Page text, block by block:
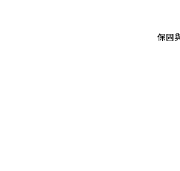
保固